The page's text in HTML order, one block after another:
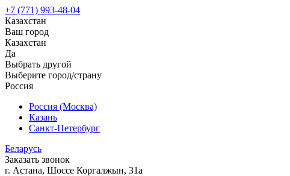
+7 (771) 993-48-04
Казахстан
Ваш город
Казахстан
Да
Выбрать другой
Выберите город/страну
Россия
Россия (Москва)
Казань
Санкт-Петербург
Беларусь
Заказать звонок
г. Астана, Шоссе Коргалжын, 31а